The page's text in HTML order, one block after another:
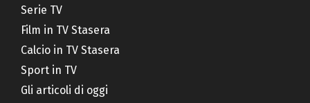
Serie TV
Film in TV Stasera
Calcio in TV Stasera
Sport in TV
Gli articoli di oggi